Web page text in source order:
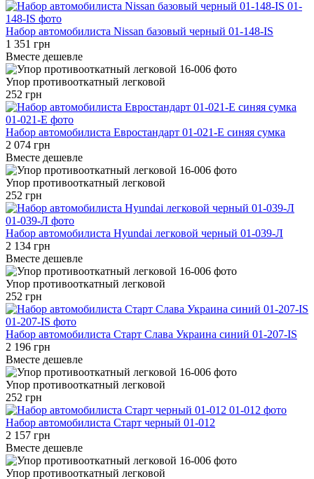
Набор автомобилиста Nissan базовый черный 01-148-IS
1 351 грн
Вместе дешевле
Упор противооткатный легковой
252 грн
Набор автомобилиста Евростандарт 01-021-Е синяя сумка
2 074 грн
Вместе дешевле
Упор противооткатный легковой
252 грн
Набор автомобилиста Hyundai легковой черный 01-039-Л
2 134 грн
Вместе дешевле
Упор противооткатный легковой
252 грн
Набор автомобилиста Старт Слава Украина синий 01-207-IS
2 196 грн
Вместе дешевле
Упор противооткатный легковой
252 грн
Набор автомобилиста Старт черный 01-012
2 157 грн
Вместе дешевле
Упор противооткатный легковой